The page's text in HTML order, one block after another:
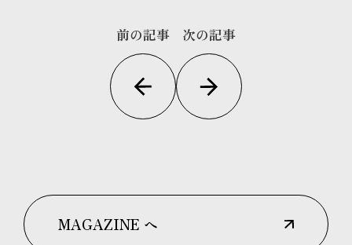
前の記事 次の記事
MAGAZINE へ